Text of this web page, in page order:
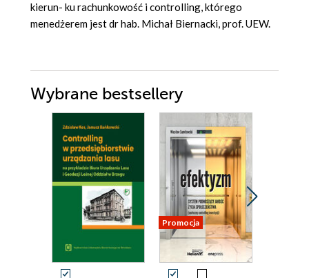
kierun- ku rachunkowość i controlling, którego
menedżerem jest dr hab. Michał Biernacki, prof. UEW.
Wybrane bestsellery
Promocja